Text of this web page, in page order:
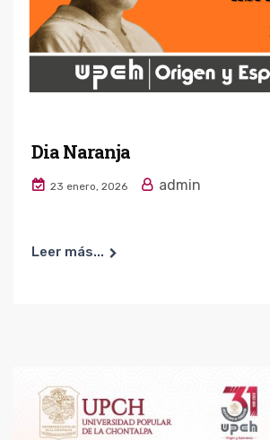
Dia Naranja
23 enero, 2026 admin
Leer más...